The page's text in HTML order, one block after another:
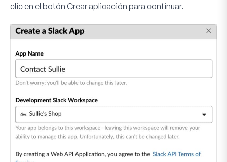
clic en el botón Crear aplicación para continuar.